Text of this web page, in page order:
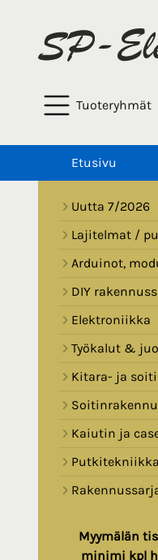
Tuoteryhmät
Etusivu
Uutta 7/2026
Lajitelmat /
Arduinot,
DIY
Elektroniikka
Työkalut &
Kitara- ja
Kaiutin ja
Putkitekniikka
Myymälän
minimi kpl